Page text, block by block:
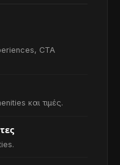
CTA
και τιμές.